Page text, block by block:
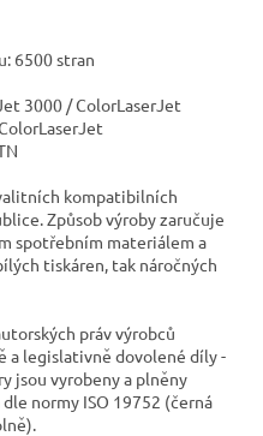
6500 stran
3000 / ColorLaserJet
kompatibilních
Způsob výroby zaručuje
spotřebním materiálem a
tiskáren, tak náročných
práv výrobců
a legislativně dovolené díly -
jsou vyrobeny a plněny
normy ISO 19752 (černá